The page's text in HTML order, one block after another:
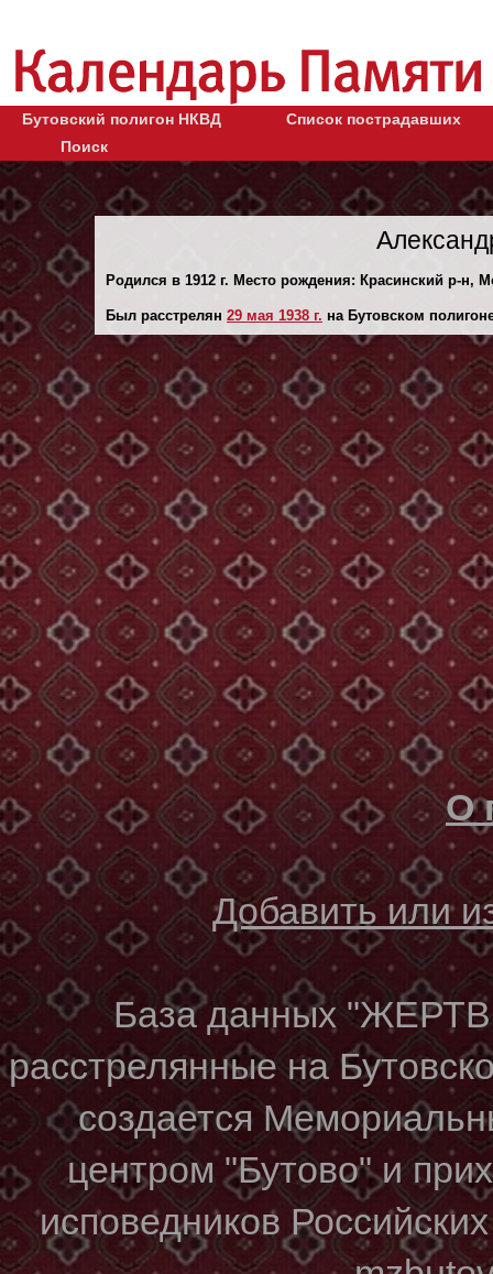
Бутовский полигон НКВД
Список пострадавших
Поиск
Родился в 1912 г. Место рождения: Красинский р-н,
Был расстрелян 29 мая 1938 г. на Бутовском
О
Добавить или
База данных
расстрелянные на
создается
центром "Бутово" и
исповедников